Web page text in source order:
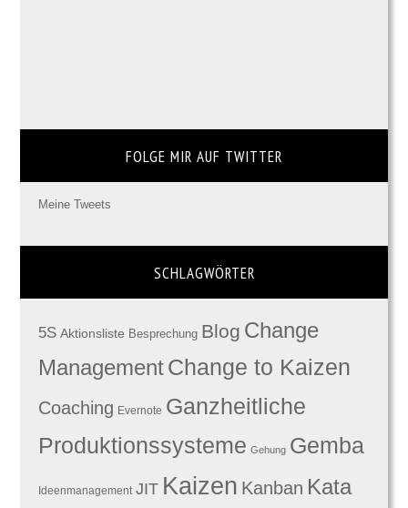
FOLGE MIR AUF TWITTER
Meine Tweets
SCHLAGWÖRTER
5S Aktionsliste Besprechung Blog Change
ManagementChange to Kaizen
Coaching Evernote Ganzheitliche
Produktionssysteme Gehung Gemba
Ideenmanagement JIT Kaizen Kanban Kata